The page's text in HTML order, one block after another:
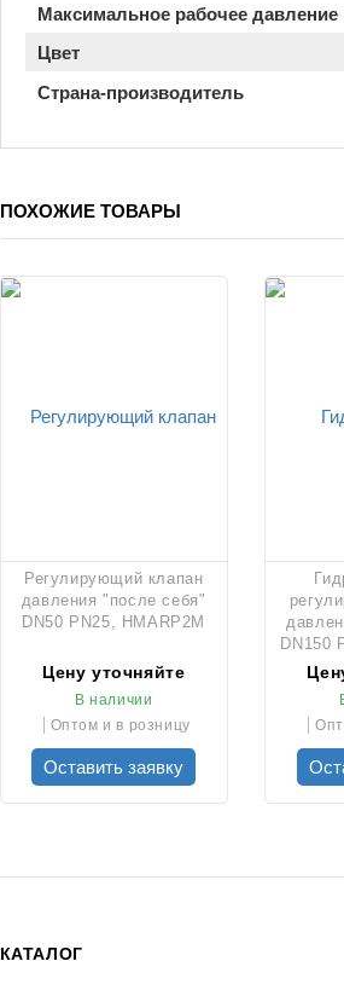
Максимальное рабочее давление
Цвет
Страна-производитель
ПОХОЖИЕ ТОВАРЫ
Регулирующий клапан
давления "после себя"
DN50 PN25, HMARP2M
Цену уточняйте
В наличии
Оптом и в розницу
Оставить заявку
DN150
КАТАЛОГ